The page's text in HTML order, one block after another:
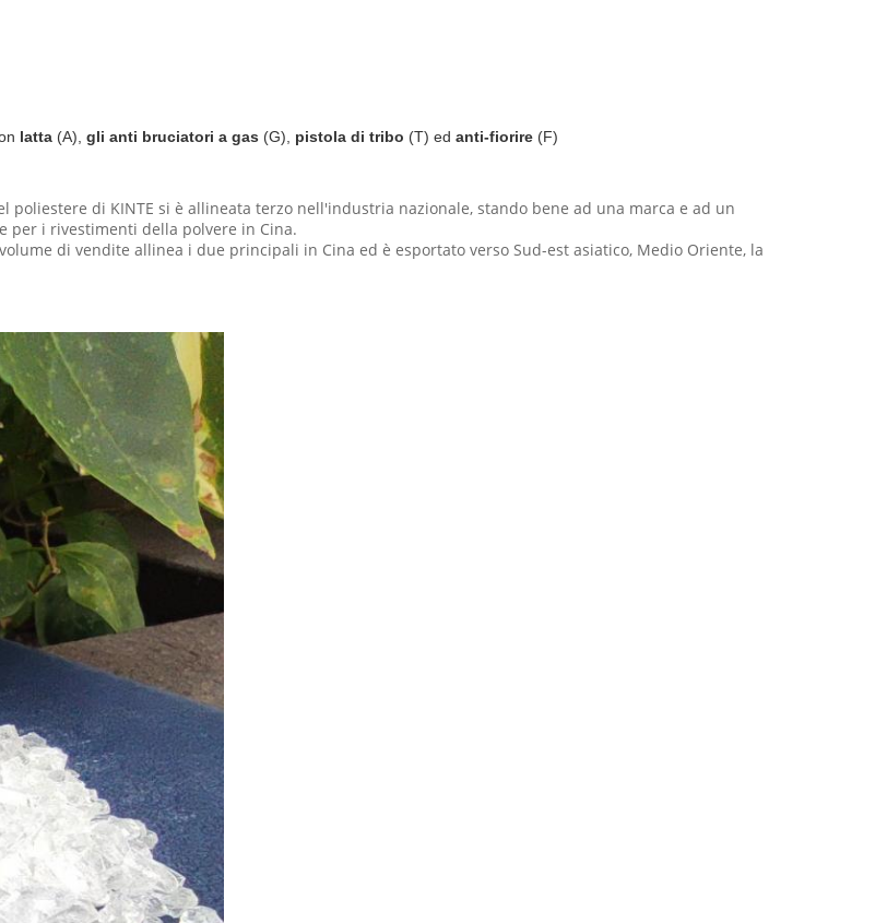
latta (A), gli anti bruciatori a gas (G), pistola di tribo (T) ed anti-fiorire (F)
di KINTE si è allineata terzo nell'industria nazionale, stando bene ad una marca e ad un
per i rivestimenti della polvere in Cina.
di vendite allinea i due principali in Cina ed è esportato verso Sud-est asiatico, Medio Oriente, la